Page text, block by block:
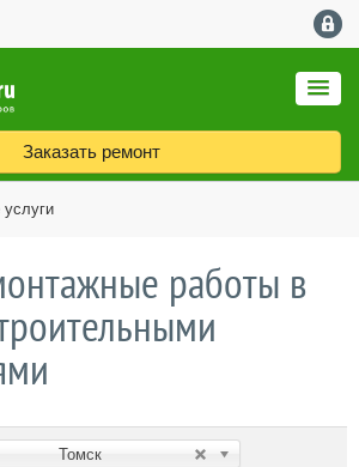
Заказать ремонт
работы в
Томск